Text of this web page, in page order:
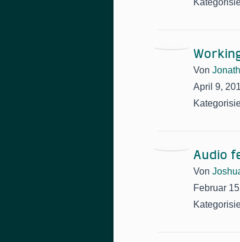
Von
April 9,
Audio
Von
Februar